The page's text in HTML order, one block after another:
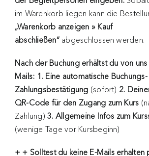
im Warenkorb liegen kann die
„Warenkorb anzeigen » Kauf
abschließen“abgeschlossen werden.
Nach der Buchung erhältst du von
Mails: 1. Eine automatische
Zahlungsbestätigung (sofort) 2.
QR-Code für den Zugang zum Kurs
Zahlung) 3. Allgemeine Infos zum
(wenige Tage vor Kursbeginn)
+ + Solltest du keine E-Mails erhalten